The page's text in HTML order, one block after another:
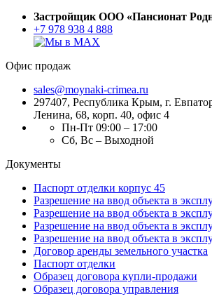
Застройщик ООО «Пансионат
+7 978 938 4 888
Офис продаж
sales@moynaki-crimea.ru
297407, Республика Крым, г.
Ленина, 68, корп. 40, офис 4
Пн-Пт 09:00 – 17:00
Сб, Вс – Выходной
Документы
Паспорт отделки корпус 45
Разрешение на ввод объекта в
Разрешение на ввод объекта в
Разрешение на ввод объекта в
Разрешение на ввод объекта в
Договор аренды земельного участка
Паспорт отделки
Образец договора купли-продажи
Образец договора управления